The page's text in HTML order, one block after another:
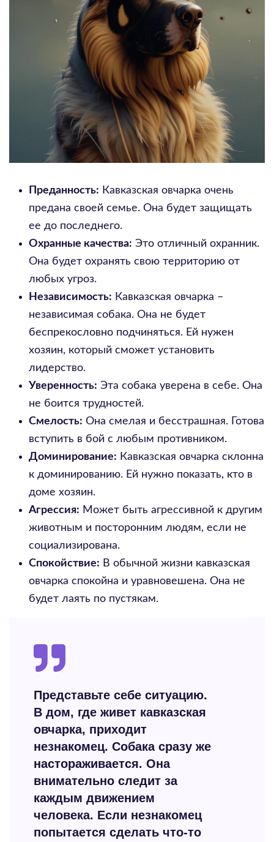
Преданность: Кавказская овчарка очень
предана своей семье. Она будет защищать
ее до последнего.
Охранные качества: Это отличный охранник.
Она будет охранять свою территорию от
любых угроз.
Независимость: Кавказская овчарка –
независимая собака. Она не будет
беспрекословно подчиняться. Ей нужен
хозяин, который сможет установить
лидерство.
Уверенность: Эта собака уверена в себе. Она
не боится трудностей.
Смелость: Она смелая и бесстрашная. Готова
вступить в бой с любым противником.
Доминирование: Кавказская овчарка склонна
к доминированию. Ей нужно показать, кто в
доме хозяин.
Агрессия: Может быть агрессивной к другим
животным и посторонним людям, если не
социализирована.
Спокойствие: В обычной жизни кавказская
овчарка спокойна и уравновешена. Она не
будет лаять по пустякам.
Представьте себе ситуацию.
В дом, где живет кавказская
овчарка, приходит
незнакомец. Собака сразу же
настораживается. Она
внимательно следит за
каждым движением
человека. Если незнакомец
попытается сделать что-то